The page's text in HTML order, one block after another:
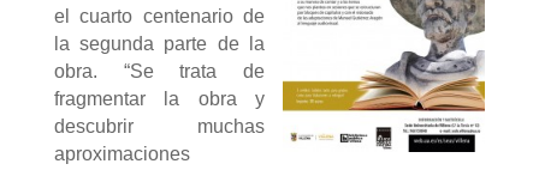
el cuarto centenario de
la segunda parte de la
obra. “Se trata de
fragmentar la obra y
descubrir muchas
aproximaciones